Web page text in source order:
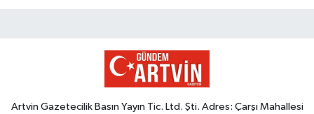
Artvin Gazetecilik Basın Yayın Tic. Ltd. Şti. Adres: Çarşı Mahallesi